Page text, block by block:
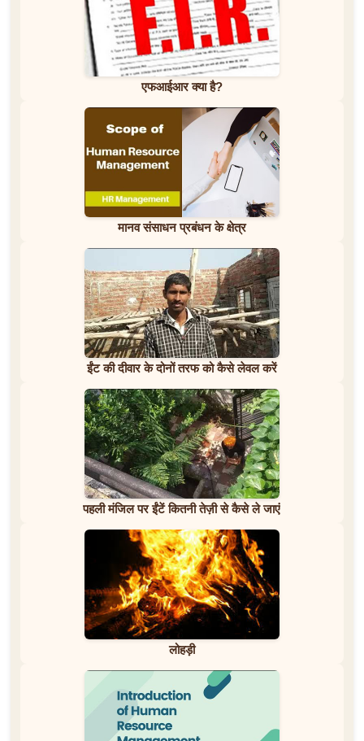
एफआईआर क्या है?
मानव संसाधन प्रबंधन के क्षेत्र
ईंट की दीवार के दोनों तरफ को कैसे लेवल करें
पहली मंजिल पर ईंटें कितनी तेज़ी से कैसे ले जाएं
लोहड़ी